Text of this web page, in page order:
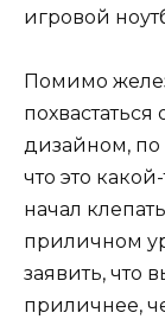
игровой
Помимо
дизайном, по
что это
начал
приличном
заявить, что
приличнее,